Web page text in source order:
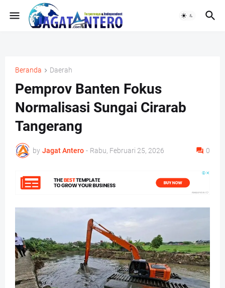
Beranda Daerah
Pemprov Banten Fokus
Normalisasi Sungai Cirarab
Tangerang
by Jagat Antero - Rabu, Februari 25, 2026 0